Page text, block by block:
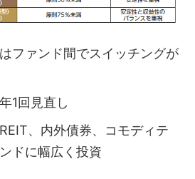
ファンド間でスイッチングが
1回見直し
、内外債券、コモディテ
ドに幅広く投資